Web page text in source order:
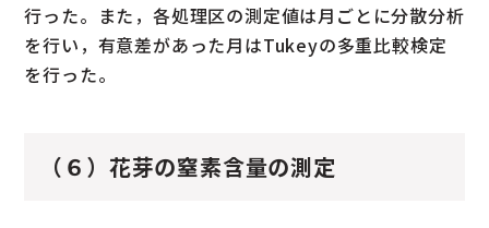
行った。また，各処理区の測定値は月ごとに分散分析
を行い，有意差があった月はTukeyの多重比較検定
を行った。
（６）花芽の窒素含量の測定